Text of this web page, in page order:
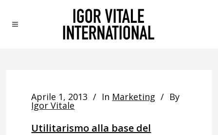
Aprile 1, 2013 In Marketing By
Igor Vitale
Utilitarismo alla base del